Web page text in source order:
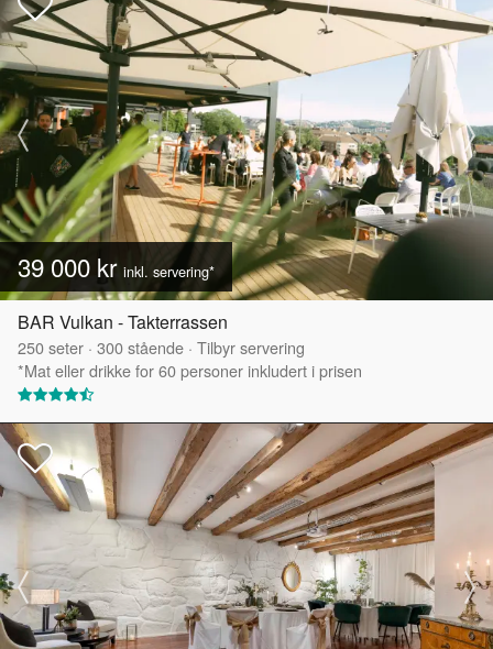
39 000 kr inkl. servering*
BAR Vulkan - Takterrassen
250seter · 300stående · Tilbyr servering
*Mat eller drikke for 60 personer inkludert i prisen